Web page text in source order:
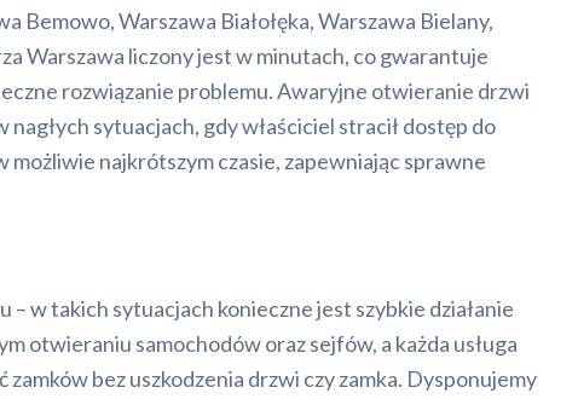
Bemowo, Warszawa Białołęka, Warszawa Bielany,
Warszawa liczony jest w minutach, co gwarantuje
rozwiązanie problemu. Awaryjne otwieranie drzwi
sytuacjach, gdy właściciel stracił dostęp do
możliwie najkrótszym czasie, zapewniając sprawne
– w takich sytuacjach konieczne jest szybkie działanie
otwieraniu samochodów oraz sejfów, a każda usługa
bez uszkodzenia drzwi czy zamka. Dysponujemy